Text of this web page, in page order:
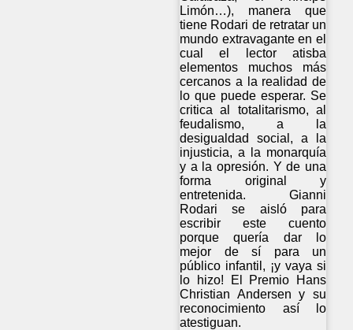
Limón…), manera que
tiene Rodari de retratar un
mundo extravagante en el
cual el lector atisba
elementos muchos más
cercanos a la realidad de
lo que puede esperar. Se
critica al totalitarismo, al
feudalismo, a la
desigualdad social, a la
injusticia, a la monarquía
y a la opresión. Y de una
forma original y
entretenida. Gianni
Rodari se aisló para
escribir este cuento
porque quería dar lo
mejor de sí para un
público infantil, ¡y vaya si
lo hizo! El Premio Hans
Christian Andersen y su
reconocimiento así lo
atestiguan.